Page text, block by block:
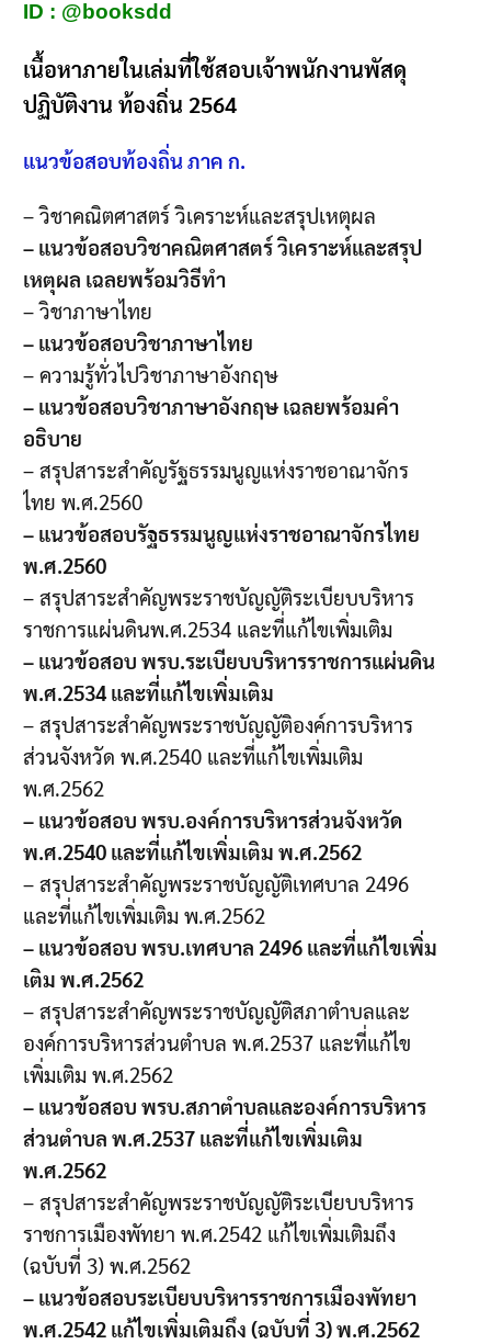
ID : @booksdd
เนื้อหาภายในเล่มที่ใช้สอบเจ้าพนักงานพัสดุ
ปฏิบัติงาน ท้องถิ่น 2564
แนวข้อสอบท้องถิ่น ภาค ก.
– วิชาคณิตศาสตร์ วิเคราะห์และสรุปเหตุผล
– แนวข้อสอบวิชาคณิตศาสตร์ วิเคราะห์และสรุป
เหตุผล เฉลยพร้อมวิธีทำ
– วิชาภาษาไทย
– แนวข้อสอบวิชาภาษาไทย
– ความรู้ทั่วไปวิชาภาษาอังกฤษ
– แนวข้อสอบวิชาภาษาอังกฤษ เฉลยพร้อมคำ
อธิบาย
– สรุปสาระสำคัญรัฐธรรมนูญแห่งราชอาณาจักร
ไทย พ.ศ.2560
– แนวข้อสอบรัฐธรรมนูญแห่งราชอาณาจักรไทย
พ.ศ.2560
– สรุปสาระสำคัญพระราชบัญญัติระเบียบบริหาร
ราชการแผ่นดินพ.ศ.2534 และที่แก้ไขเพิ่มเติม
– แนวข้อสอบ พรบ.ระเบียบบริหารราชการแผ่นดิน
พ.ศ.2534 และที่แก้ไขเพิ่มเติม
– สรุปสาระสำคัญพระราชบัญญัติองค์การบริหาร
ส่วนจังหวัด พ.ศ.2540 และที่แก้ไขเพิ่มเติม
พ.ศ.2562
– แนวข้อสอบ พรบ.องค์การบริหารส่วนจังหวัด
พ.ศ.2540 และที่แก้ไขเพิ่มเติม พ.ศ.2562
– สรุปสาระสำคัญพระราชบัญญัติเทศบาล 2496
และที่แก้ไขเพิ่มเติม พ.ศ.2562
– แนวข้อสอบ พรบ.เทศบาล 2496 และที่แก้ไขเพิ่ม
เติม พ.ศ.2562
– สรุปสาระสำคัญพระราชบัญญัติสภาตำบลและ
องค์การบริหารส่วนตำบล พ.ศ.2537 และที่แก้ไข
เพิ่มเติม พ.ศ.2562
– แนวข้อสอบ พรบ.สภาตำบลและองค์การบริหาร
ส่วนตำบล พ.ศ.2537 และที่แก้ไขเพิ่มเติม
พ.ศ.2562
– สรุปสาระสำคัญพระราชบัญญัติระเบียบบริหาร
ราชการเมืองพัทยา พ.ศ.2542 แก้ไขเพิ่มเติมถึง
(ฉบับที่ 3) พ.ศ.2562
– แนวข้อสอบระเบียบบริหารราชการเมืองพัทยา
พ.ศ.2542 แก้ไขเพิ่มเติมถึง (ฉบับที่ 3) พ.ศ.2562